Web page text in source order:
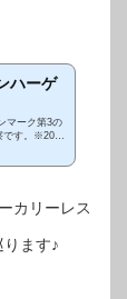
ハーゲ
マーク第3の
です。※2020
カリーレス
ます♪